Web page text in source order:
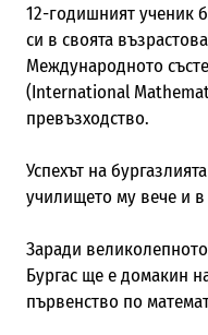
12-годишният ученик
си в своята
Международното
(International
превъзходство.
Успехът на
училището му вече и
Заради
Бургас ще е домакин
първенство по